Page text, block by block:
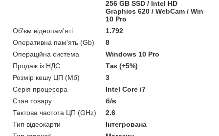
256 GB SSD / Intel HD
Graphics 620 / WebCam / Win
10 Pro
Об'єм відеопам'яті
1.792
Оперативна пам'ять (Gb)
8
Операційна система
Windows 10 Pro
Продаж із НДС
Так (+5%)
Розмір кешу ЦП (Мб)
3
Серія процесора
Intel Core i7
Стан товару
б/в
Тактова частота ЦП (GHz)
2.6
Тип відеокарти
Інтегрована